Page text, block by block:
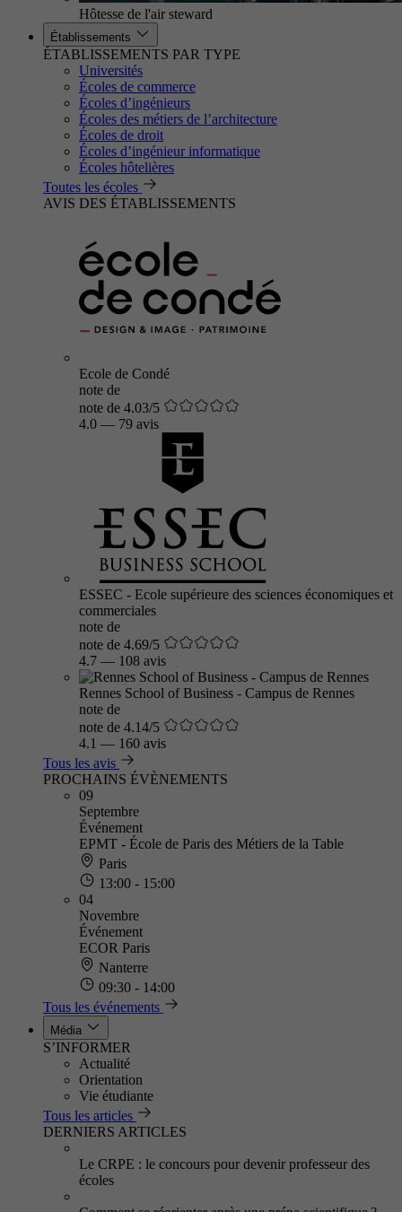
Hôtesse de l'air steward
Établissements
ÉTABLISSEMENTS PAR TYPE
Universités
Écoles de commerce
Écoles d’ingénieurs
Écoles des métiers de l’architecture
Écoles de droit
Écoles d’ingénieur informatique
Écoles hôtelières
Toutes les écoles
AVIS DES ÉTABLISSEMENTS
Ecole de Condé
note de
note de 4.03/5
4.0 — 79 avis
ESSEC - Ecole supérieure des sciences économiques et
commerciales
note de
note de 4.69/5
4.7 — 108 avis
Rennes School of Business - Campus de Rennes
note de
note de 4.14/5
4.1 — 160 avis
Tous les avis
PROCHAINS ÉVÈNEMENTS
09
Septembre
Événement
EPMT - École de Paris des Métiers de la Table
Paris
13:00 - 15:00
04
Novembre
Événement
ECOR Paris
Nanterre
09:30 - 14:00
Tous les événements
Média
S’INFORMER
Actualité
Orientation
Vie étudiante
Tous les articles
DERNIERS ARTICLES
Le CRPE : le concours pour devenir professeur des
écoles